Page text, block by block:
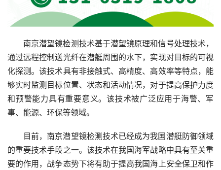
南京潜望镜检测技术基于潜望镜原理和信号处理技术，
通过远程控制送光纤在潜艇周围的水下，实现对目标的可视
化探测。该技术具有非接触式、高精度、高效率等特点，能
够实时监测目标位置、状态和活动情况，对于提高保护力度
和预警能力具有重要意义。该技术被广泛应用于海警、军
事、能源、环保等领域。
目前，南京潜望镜检测技术已经成为我国潜艇防御领域
的重要技术手段之一。该技术在我国海军战略中具有至关重
要的作用，战争态势下将有助于提高我国海上安全保卫和作